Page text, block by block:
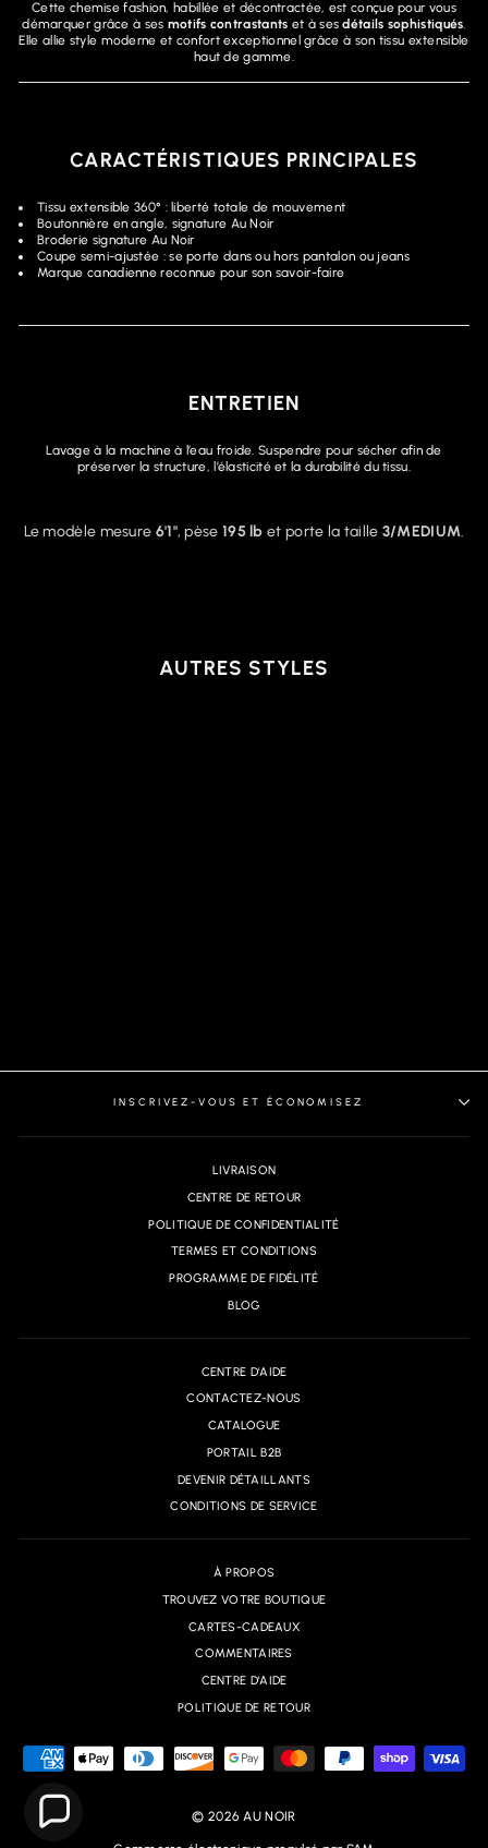
Cette chemise fashion, habillée et décontractée, est conçue pour vous
démarquer grâce à ses motifs contrastants et à sesdétails sophistiqués.
Elle allie style moderne et confort exceptionnel grâce à son tissu extensible
haut de gamme.
CARACTÉRISTIQUES PRINCIPALES
Tissu extensible 360° : liberté totale de mouvement
Boutonnière en angle, signature Au Noir
Broderie signature Au Noir
Coupe semi-ajustée : se porte dans ou hors pantalon ou jeans
Marque canadienne reconnue pour son savoir-faire
ENTRETIEN
Lavage à la machine à l’eau froide. Suspendre pour sécher afin de
préserver la structure, l’élasticité et la durabilité du tissu.
Le modèle mesure 6'1", pèse 195 lb et porte la taille 3/MEDIUM.
AUTRES STYLES
INSCRIVEZ-VOUS ET ÉCONOMISEZ
LIVRAISON
CENTRE DE RETOUR
POLITIQUE DE CONFIDENTIALITÉ
TERMES ET CONDITIONS
PROGRAMME DE FIDÉLITÉ
BLOG
CENTRE D'AIDE
CONTACTEZ-NOUS
CATALOGUE
PORTAIL B2B
DEVENIR DÉTAILLANTS
CONDITIONS DE SERVICE
À PROPOS
TROUVEZ VOTRE BOUTIQUE
CARTES-CADEAUX
COMMENTAIRES
CENTRE D'AIDE
POLITIQUE DE RETOUR
© 2026 AU NOIR